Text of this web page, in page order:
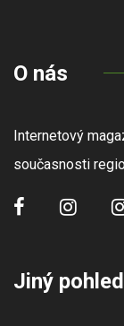
O nás
Internetový
současnosti
Jiný pohled